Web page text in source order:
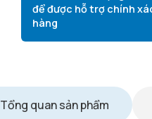
để được hỗ trợ chính
hàng
Tổng quan sản phẩm